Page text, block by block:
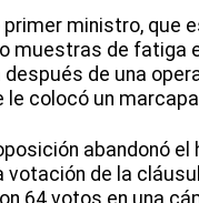
primer ministro, que
muestras de fatiga
después de una
le colocó un
abandonó
votación de la
64 votos en una